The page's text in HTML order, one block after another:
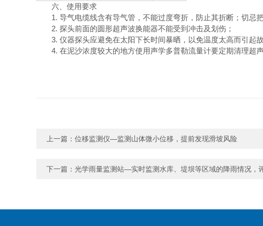
六、 使用要求
1. 导气电缆线含有导气管，不能过度弯折，防止其折断；切忌
2. 探头前面的圆形超声波换能器不能受到冲击及划伤；
3. 仪器探头应避免在太阳下长时间暴晒，以免温度太高而引起故
4. 在泥沙浓度较大的地方使用声学多普勒流量计要定期清理超
上一篇： 位移监测仪—监测山体微小位移，提前发现滑坡风险
下一篇： 光学雨量监测站—实时监测水库、堤坝等区域的降雨情况，